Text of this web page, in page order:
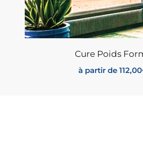
Cure Poids
à partir de 112,00